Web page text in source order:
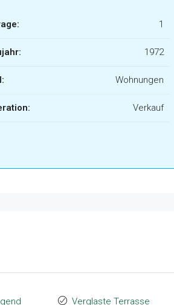
1
1972
Wohnungen
Verkauf
Verglaste Terrasse